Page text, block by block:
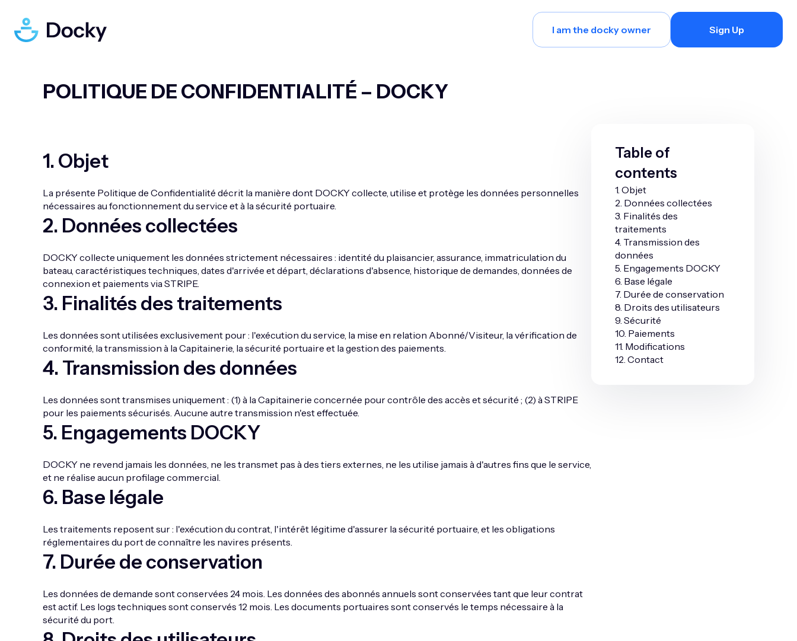
I am the docky owner Sign Up
POLITIQUE DE CONFIDENTIALITÉ – DOCKY
1. Objet
La présente Politique de Confidentialité décrit la manière dont DOCKY collecte, utilise et protège les données personnelles
nécessaires au fonctionnement du service et à la sécurité portuaire.
2. Données collectées
DOCKY collecte uniquement les données strictement nécessaires : identité du plaisancier, assurance, immatriculation du
bateau, caractéristiques techniques, dates d'arrivée et départ, déclarations d'absence, historique de demandes, données de
connexion et paiements via STRIPE.
3. Finalités des traitements
Les données sont utilisées exclusivement pour : l'exécution du service, la mise en relation Abonné/Visiteur, la vérification de
conformité, la transmission à la Capitainerie, la sécurité portuaire et la gestion des paiements.
4. Transmission des données
Les données sont transmises uniquement : (1) à la Capitainerie concernée pour contrôle des accès et sécurité ; (2) à STRIPE
pour les paiements sécurisés. Aucune autre transmission n'est effectuée.
5. Engagements DOCKY
DOCKY ne revend jamais les données, ne les transmet pas à des tiers externes, ne les utilise jamais à d'autres fins que le service,
et ne réalise aucun profilage commercial.
6. Base légale
Les traitements reposent sur : l'exécution du contrat, l'intérêt légitime d'assurer la sécurité portuaire, et les obligations
réglementaires du port de connaître les navires présents.
7. Durée de conservation
Les données de demande sont conservées 24 mois. Les données des abonnés annuels sont conservées tant que leur contrat
est actif. Les logs techniques sont conservés 12 mois. Les documents portuaires sont conservés le temps nécessaire à la
sécurité du port.
Table of
contents
1. Objet
2. Données collectées
3. Finalités des
traitements
4. Transmission des
données
5. Engagements DOCKY
6. Base légale
7. Durée de conservation
8. Droits des utilisateurs
9. Sécurité
10. Paiements
11. Modifications
12. Contact